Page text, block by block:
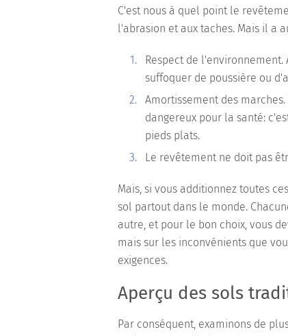
C'est nous à quel point le
l'abrasion et aux taches. Mais il a
Respect de
suffoquer de poussière ou
Amortissement des
dangereux pour la santé:
pieds plats.
Le revêtement ne doit pas
Mais, si vous additionnez toutes
sol partout dans le monde.
autre, et pour le bon choix, vous
mais sur les inconvénients que
exigences.
Aperçu des sols
Par conséquent, examinons de